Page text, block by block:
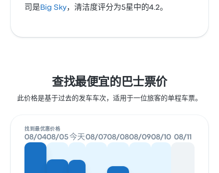
司是 Big Sky，清洁度评分为5星中的4.2。
查找最便宜的巴士票价
此价格是基于过去的发车车次，适用于一位旅客的单程车票。
找到最优惠价格
08/0408/05今天08/0708/0808/0908/10 08/11